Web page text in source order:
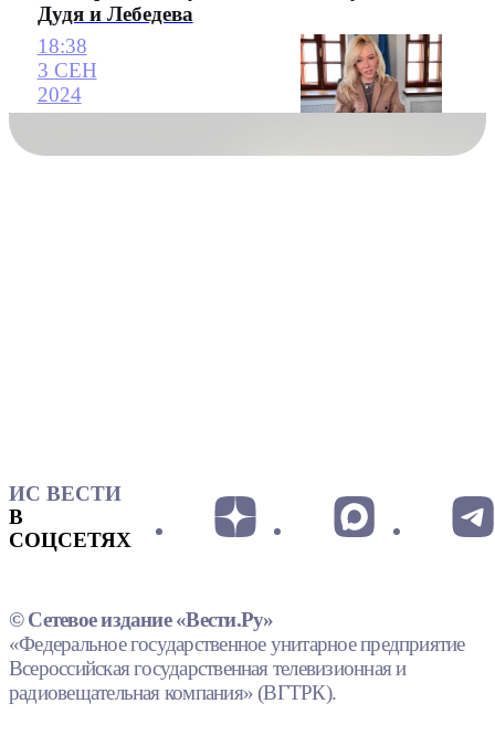
Дудя и Лебедева
18:38
3 СЕН
2024
ИС ВЕСТИ
В
СОЦСЕТЯХ
© Сетевое издание «Вести.Ру»
«Федеральное государственное унитарное предприятие
Всероссийская государственная телевизионная и
радиовещательная компания» (ВГТРК).